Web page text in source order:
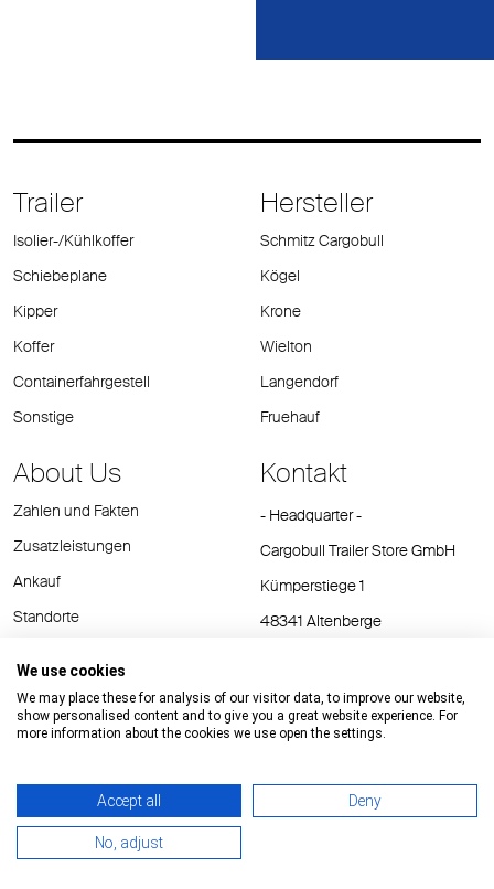
Trailer
Isolier-/Kühlkoffer
Schiebeplane
Kipper
Koffer
Containerfahrgestell
Sonstige
Hersteller
Schmitz Cargobull
Kögel
Krone
Wielton
Langendorf
Fruehauf
About Us
Zahlen und Fakten
Zusatzleistungen
Ankauf
Standorte
Kontakt
- Headquarter -
Cargobull Trailer Store GmbH
Kümperstiege 1
48341 Altenberge
E-Mail:cts@cargobull.com
Impressum / Rechtliche Hinweise Datenschutz
We use cookies
We may place these for analysis of our visitor data, to improve our website,
show personalised content and to give you a great website experience. For
more information about the cookies we use open the settings.
Accept all Deny
No, adjust